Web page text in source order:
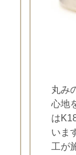
丸み
心地
は
いま
工が